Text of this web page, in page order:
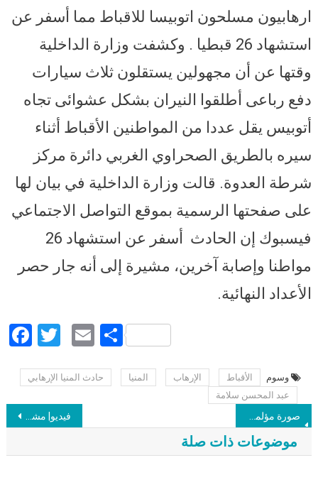
ارهابيون مسلحون اتوبيسا للاقباط مما أسفر عن
استشهاد 26 قبطيا . وكشفت وزارة الداخلية
وقتها عن أن مجهولين يستقلون ثلاث سيارات
دفع رباعى أطلقوا النيران بشكل عشوائى تجاه
أتوبيس يقل عددا من المواطنين الأقباط أثناء
سيره بالطريق الصحراوي الغربي دائرة مركز
شرطة العدوة. قالت وزارة الداخلية في بيان لها
على صفحتها الرسمية بموقع التواصل الاجتماعي
فيسبوك إن الحادث أسفر عن استشهاد 26
مواطنا وإصابة آخرين، مشيرة إلى أنه جار حصر
الأعداد النهائية.
Facebook
Twitter
EmailShare
وسوم الأقباط الإرهاب المنيا
حادث المنيا الإرهابي
عبد المحسن سلامة
Post navigation
فيديو| مشيعو جثامين شهداء حادث المنيا يعترضون على تقديم الشكر لقيادات المحافظة والنواب ويلوحون بعلامات الرفض ويردون بـ”لا.. لا” صورة مؤلمة| بالأسماء.. 6 شهداء من أسرة واحدة في حادث المنيا الإرهابي: أعمارهم من 12 لـ54 عاما
موضوعات ذات صلة